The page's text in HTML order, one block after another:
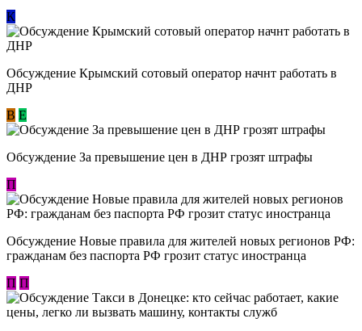
К
Обсуждение Крымский сотовый оператор начнт работать в
ДНР
В E
Обсуждение За превышение цен в ДНР грозят штрафы
П
Обсуждение Новые правила для жителей новых регионов РФ:
гражданам без паспорта РФ грозит статус иностранца
П П